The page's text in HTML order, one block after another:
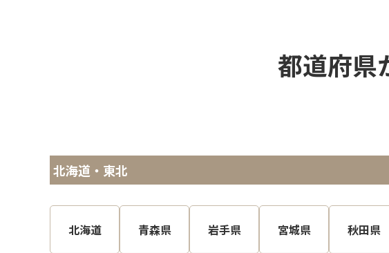
都道府県
北海道・東北
北海道 青森県 岩手県 宮城県 秋田県